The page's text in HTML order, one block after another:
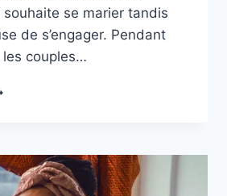
souhaite se marier tandis
de s’engager. Pendant
les couples…